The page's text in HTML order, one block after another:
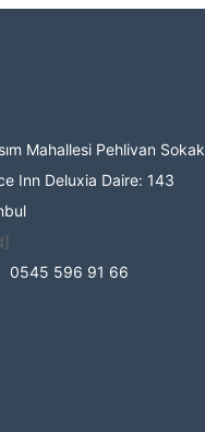
Mahallesi Pehlivan Sokak
Inn Deluxia Daire: 143
0545 596 91 66